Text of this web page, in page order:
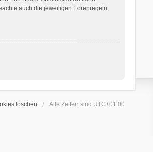
auch die jeweiligen Forenregeln,
löschen Alle Zeiten sind UTC+01:00